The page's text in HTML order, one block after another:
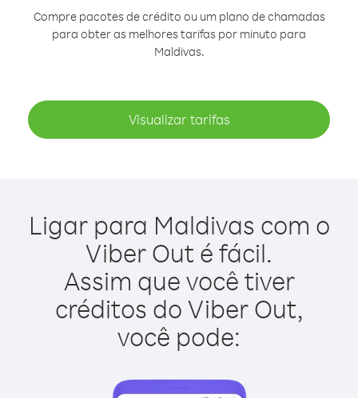
Compre pacotes de crédito ou um plano de chamadas
para obter as melhores tarifas por minuto para
Maldivas.
Visualizar tarifas
Ligar para Maldivas com o
Viber Out é fácil.
Assim que você tiver
créditos do Viber Out,
você pode: